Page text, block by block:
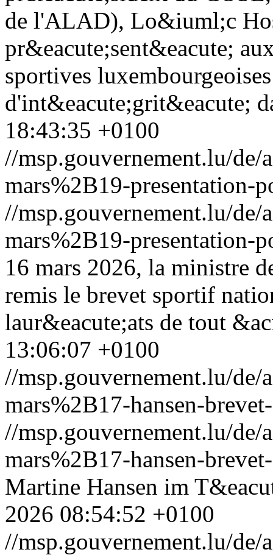
de l'ALAD), Lo&iuml;c
pr&eacute;sent&eacute;
sportives
d'int&eacute;grit&eacute;
18:43:35 +0100
//msp.gouvernement.lu/
mars%2B19-
//msp.gouvernement.lu/
mars%2B19-
16 mars 2026, la ministre
remis le brevet sportif
laur&eacute;ats de tout
13:06:07 +0100
//msp.gouvernement.lu/
mars%2B17-hansen-
//msp.gouvernement.lu/
mars%2B17-hansen-
Martine Hansen im
2026 08:54:52 +0100
//msp.gouvernement.lu/